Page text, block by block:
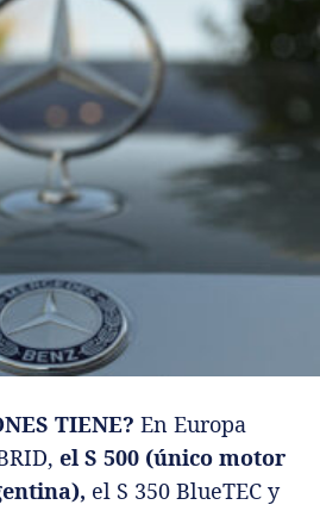
TIENE? En Europa
el S 500 (único motor
el S 350 BlueTEC y